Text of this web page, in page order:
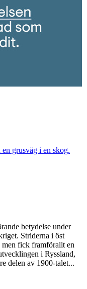
betydelse under
Striderna i öst
men fick framförallt en
i Ryssland,
delen av 1900-talet...